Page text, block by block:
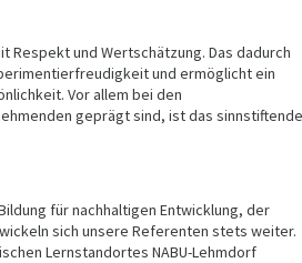
Respekt und Wertschätzung. Das dadurch
und ermöglicht ein
Vor allem bei den
geprägt sind, ist das sinnstiftende
für nachhaltigen Entwicklung, der
sich unsere Referenten stets weiter.
Lernstandortes NABU-Lehmdorf